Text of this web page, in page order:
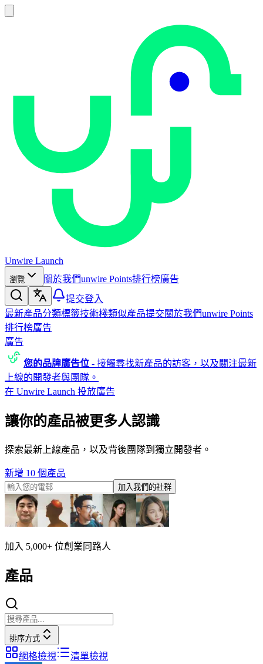
Unwire Launch
瀏覽 關於我們unwire Points排行榜廣告
提交登入
最新產品分類標籤技術棧類似產品提交關於我們unwire Points
排行榜廣告
廣告
您的品牌廣告位 - 接觸尋找新產品的訪客，以及關注最新
上線的開發者與團隊。
在 Unwire Launch 投放廣告
讓你的產品被更多人認識
探索最新上線產品，以及背後團隊到獨立開發者。
新增 10 個產品
加入我們的社群
加入 5,000+ 位創業同路人
產品
排序方式
網格檢視 清單檢視